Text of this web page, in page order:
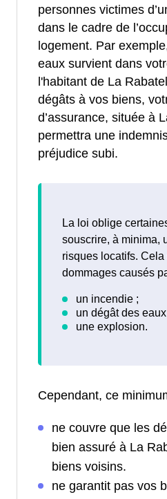
personnes victimes
dans le cadre de
logement. Par
eaux survient dans
l'habitant de La
dégâts à vos biens,
d’assurance, située à
permettra une
préjudice subi.
La loi oblige
souscrire, à minima,
risques locatifs.
dommages causés
Cependant, ce
ne couvre que les
bien assuré à La
biens voisins.
ne garantit pas vos